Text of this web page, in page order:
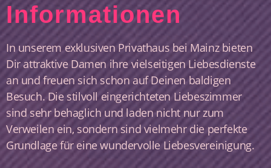
Informationen
In unserem exklusiven Privathaus bei Mainz bieten
Dir attraktive Damen ihre vielseitigen Liebesdienste
an und freuen sich schon auf Deinen baldigen
Besuch. Die stilvoll eingerichteten Liebeszimmer
sind sehr behaglich und laden nicht nur zum
Verweilen ein, sondern sind vielmehr die perfekte
Grundlage für eine wundervolle Liebesvereinigung.